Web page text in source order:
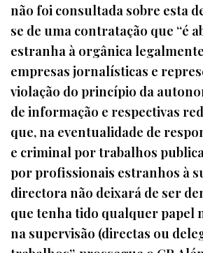
não foi consultada sobre esta
se de uma contratação que “é
estranha à orgânica
empresas jornalísticas e
violação do princípio da
de informação e respectivas
que, na eventualidade de
e criminal por trabalhos
por profissionais estranhos à
directora não deixará de ser
que tenha tido qualquer papel
na supervisão (directas ou